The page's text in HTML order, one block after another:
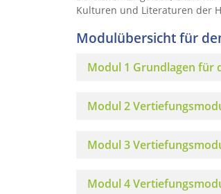
Kulturen und Literaturen der
Modulübersicht für
Modul 1 Grundlagen für
Modul 2
Modul 3
Modul 4